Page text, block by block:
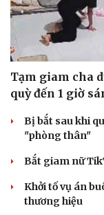
Tạm giam cha
quỳ đến 1 giờ
Bị bắt sau khi
"phòng thân"
Bắt giam nữ
Khởi tố vụ án
thương hiệu